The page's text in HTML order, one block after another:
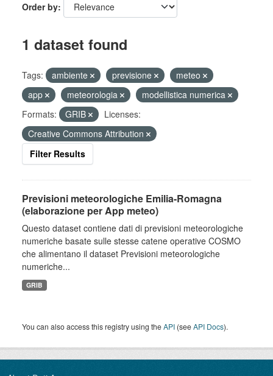
Order by
1 dataset found
Tags: ambiente previsione
meteo
app
meteorologia
modellistica numerica
Formats:
GRIB
Licenses:
Creative Commons Attribution
Filter Results
Previsioni meteorologiche Emilia-Romagna
(elaborazione per App meteo)
Questo dataset contiene dati di previsioni meteorologiche
numeriche basate sulle stesse catene operative COSMO
che alimentano il dataset Previsioni meteorologiche
numeriche...
GRIB
You can also access this registry using theAPI (seeAPI Docs).